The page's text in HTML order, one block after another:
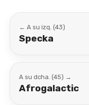
← A su izq. (43)
Specka
A su dcha. (45) →
Afrogalactic